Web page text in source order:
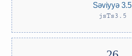
Səviyyə 3.5
jsTs3.5